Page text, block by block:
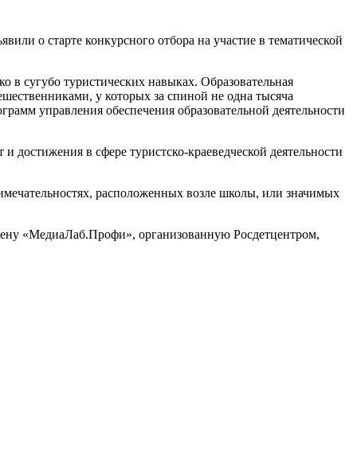
о старте конкурсного отбора на участие в тематической
в сугубо туристических навыках. Образовательная
у которых за спиной не одна тысяча
управления обеспечения образовательной деятельности
в сфере туристско-краеведческой деятельности
расположенных возле школы, или значимых
«МедиаЛаб.Профи», организованную Росдетцентром,